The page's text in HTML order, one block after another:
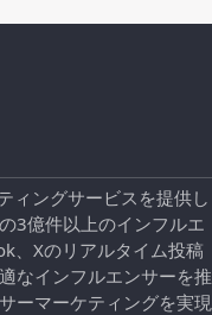
ィングサービスを提供し
3億件以上のインフルエ
、Xのリアルタイム投稿
なインフルエンサーを推
ーマーケティングを実現